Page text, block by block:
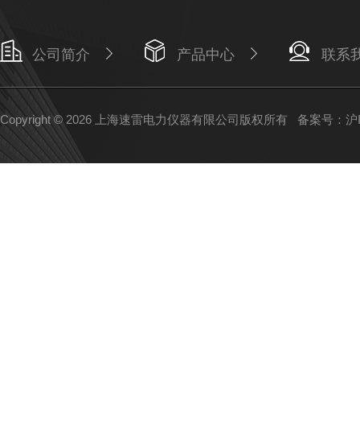
公司简介 产品中心 联系
Copyright © 2026 上海速雷电力仪器有限公司版权所有 备案号：